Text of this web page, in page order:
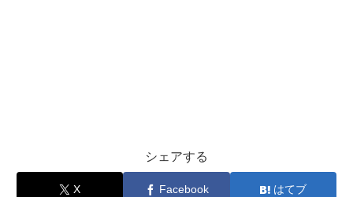
シェアする
X Facebook はてブ